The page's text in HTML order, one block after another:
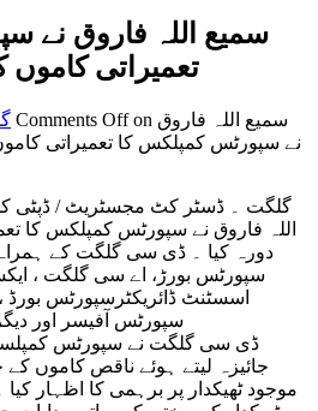
سمیع اللہ فاروق نے
تعمیراتی
Comments Offon سمیع اللہ فاروق
نے سپورٹس کمپلکس کا تعمیراتی
گلگت ۔ ڈسٹر کٹ مجسٹریٹ / ڈپٹی
اللہ فاروق نے سپورٹس کمپلکس کا
دورہ کیا ۔ ڈی سی گلگت کے
سپورٹس بورڑ، اے سی گلگت ،
اسسٹنٹ ڈائریکٹرسپورٹس بورڈ
سپورٹس آفیسر اور
ڈی سی گلگت نے سپورٹس
جائیزہ لیتے ہوئے ناقص کاموں
موجود ٹھیکدار پر برہمی کا اظہار